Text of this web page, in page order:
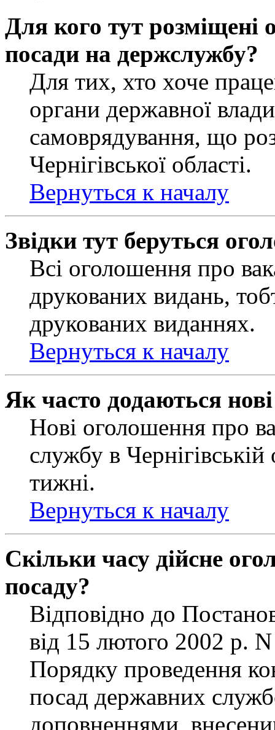
Для кого тут розміщені
посади на держслужбу?
Для тих, хто хоче
органи державної
самоврядування, що
Чернігівської області.
Вернуться к началу
Звідки тут беруться
Всі оголошення про
друкованих видань,
друкованих виданнях.
Вернуться к началу
Як часто додаються
Нові оголошення про
службу в
тижні.
Вернуться к началу
Скільки часу дійсне
посаду?
Відповідно до
від 15 лютого 2002 р.
Порядку проведення
посад державних
доповненнями,